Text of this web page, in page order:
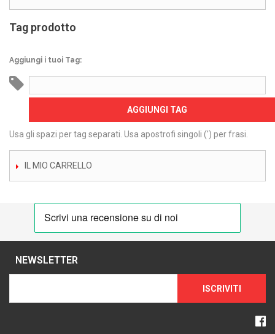
Tag prodotto
Aggiungi i tuoi Tag:
AGGIUNGI TAG
Usa gli spazi per tag separati. Usa apostrofi singoli (') per frasi.
IL MIO CARRELLO
NEWSLETTER
ISCRIVITI